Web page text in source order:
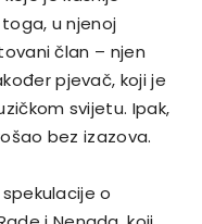
u njenoj
član – njen
pjevač, koji je
svijetu. Ipak,
bez izazova.
o